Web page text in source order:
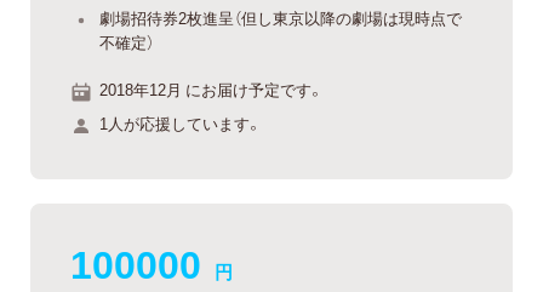
劇場招待券2枚進呈（但し東京以降の劇場は現時点で
不確定）
2018年12月 にお届け予定です。
1人が応援しています。
100000 円